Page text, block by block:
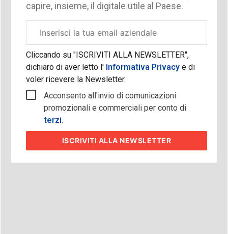
capire, insieme, il digitale utile al Paese.
aziendale
Cliccando su "ISCRIVITI ALLA NEWSLETTER",
dichiaro di aver letto l'Informativa Privacy e di
voler ricevere la Newsletter.
Acconsento all'invio di comunicazioni
promozionali e commerciali per conto di
terzi.
ISCRIVITI ALLA NEWSLETTER